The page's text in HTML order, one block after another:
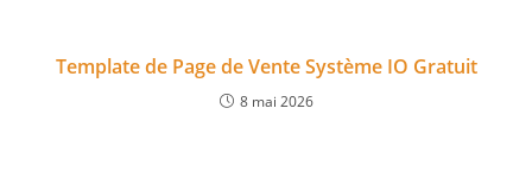
Template de Page de Vente Système IO Gratuit
8 mai 2026